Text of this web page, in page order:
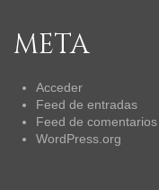
META
Acceder
Feed de entradas
Feed de comentarios
WordPress.org